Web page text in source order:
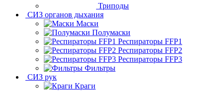
Триподы
СИЗ органов дыхания
Маски
Полумаски
Респираторы FFP1
Респираторы FFP2
Респираторы FFP3
Фильтры
СИЗ рук
Краги